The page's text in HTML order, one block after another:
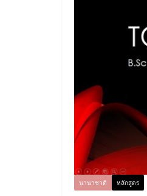
นานาชาติ หลักสูตร